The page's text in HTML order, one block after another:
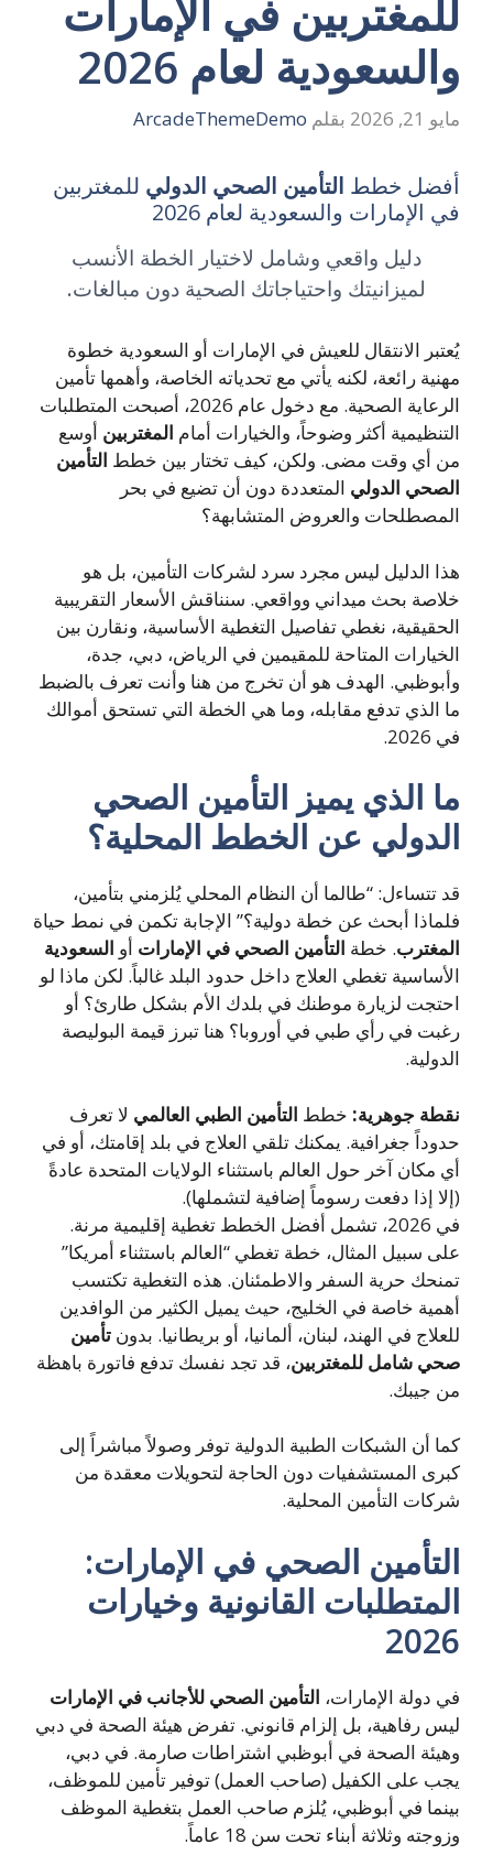
في الإمارات
لعام 2026
بقلم ArcadeThemeDemo
خططالتأمين الصحي الدوليللمغتربين
الإمارات والسعودية لعام 2026
دليل واقعي وشامل لاختيار الخطة الأنسب
لميزانيتك واحتياجاتك الصحية دون مبالغات.
الانتقال للعيش في الإمارات أو السعودية خطوة
رائعة، لكنه يأتي مع تحدياته الخاصة، وأهمها تأمين
الرعاية الصحية. مع دخول عام 2026، أصبحت المتطلبات
أكثر وضوحاً، والخيارات أمامالمغتربينأوسع
أي وقت مضى. ولكن، كيف تختار بين خططالتأمين
الدوليالمتعددة دون أن تضيع في بحر
والعروض المتشابهة؟
الدليل ليس مجرد سرد لشركات التأمين، بل هو
بحث ميداني وواقعي. سنناقش الأسعار التقريبية
نغطي تفاصيل التغطية الأساسية، ونقارن بين
المتاحة للمقيمين في الرياض، دبي، جدة،
الهدف هو أن تخرج من هنا وأنت تعرف بالضبط
الذي تدفع مقابله، وما هي الخطة التي تستحق أموالك
الذي يميزالتأمين الصحي
عن الخطط المحلية؟
تتساءل: “طالما أن النظام المحلي يُلزمني بتأمين،
أبحث عن خطة دولية؟” الإجابة تكمن في نمط حياة
. خطة التأمين الصحي في الإماراتأوالسعودية
تغطي العلاج داخل حدود البلد غالباً. لكن ماذا لو
لزيارة موطنك في بلدك الأم بشكل طارئ؟ أو
في رأي طبي في أوروبا؟ هنا تبرز قيمة البوليصة
جوهرية:خططالتأمين الطبي العالميلا تعرف
جغرافية. يمكنك تلقي العلاج في بلد إقامتك، أو في
مكان آخر حول العالم باستثناء الولايات المتحدة عادةً
إذا دفعت رسوماً إضافية لتشملها).
في 2026، تشمل أفضل الخطط تغطية إقليمية مرنة.
سبيل المثال، خطة تغطي “العالم باستثناء أمريكا”
حرية السفر والاطمئنان. هذه التغطية تكتسب
خاصة في الخليج، حيث يميل الكثير من الوافدين
في الهند، لبنان، ألمانيا، أو بريطانيا. بدون تأمين
شامل للمغتربين، قد تجد نفسك تدفع فاتورة باهظة
جيبك.
أن الشبكات الطبية الدولية توفر وصولاً مباشراً إلى
المستشفيات دون الحاجة لتحويلات معقدة من
التأمين المحلية.
الصحي في الإمارات :
القانونية وخيارات
دولة الإمارات،التأمين الصحي للأجانب في الإمارات
رفاهية، بل إلزام قانوني. تفرض هيئة الصحة في دبي
الصحة في أبوظبي اشتراطات صارمة. في دبي،
على الكفيل (صاحب العمل) توفير تأمين للموظف،
في أبوظبي، يُلزم صاحب العمل بتغطية الموظف
وثلاثة أبناء تحت سن 18 عاماً.